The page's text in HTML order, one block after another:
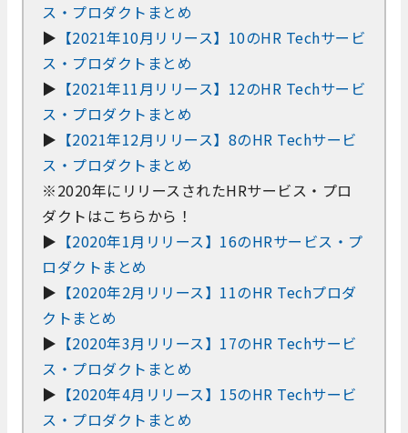
ス・プロダクトまとめ
▶ 【2021年10月リリース】10のHR Techサービ
ス・プロダクトまとめ
▶ 【2021年11月リリース】12のHR Techサービ
ス・プロダクトまとめ
▶ 【2021年12月リリース】8のHR Techサービ
ス・プロダクトまとめ
※2020年にリリースされたHRサービス・プロ
ダクトはこちらから！
▶ 【2020年1月リリース】16のHRサービス・プ
ロダクトまとめ
▶ 【2020年2月リリース】11のHR Techプロダ
クトまとめ
▶ 【2020年3月リリース】17のHR Techサービ
ス・プロダクトまとめ
▶ 【2020年4月リリース】15のHR Techサービ
ス・プロダクトまとめ